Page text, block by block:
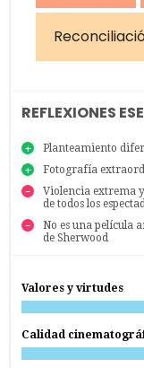
REFLEXIONES
Planteamiento
Fotografía
Violencia extrema y
de todos los
No es una película
de Sherwood
Valores y virtudes
Calidad